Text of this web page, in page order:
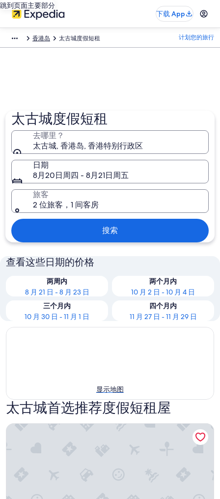
跳到页面主要部分
下载 App
香港岛 太古城度假短租 计划您的旅行
太古城度假短租
去哪里？
太古城, 香港岛, 香港特别行政区
日期
8月20日周四 - 8月21日周五
旅客
2 位旅客，1 间客房
搜索
查看这些日期的价格
两周内
8 月 21 日 - 8 月 23 日
两个月内
10 月 2 日 - 10 月 4 日
三个月内
10 月 30 日 - 11 月 1 日
四个月内
11 月 27 日 - 11 月 29 日
显示地图
太古城首选推荐度假短租屋
铜锣湾